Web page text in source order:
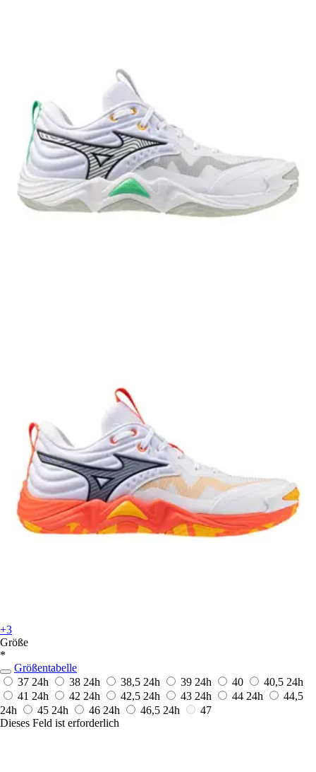
+3
Größe
*
Größentabelle
37 24h 38 24h 38,5 24h 39 24h 40 40,5 24h
41 24h 42 24h 42,5 24h 43 24h 44 24h
44,5
24h
45 24h 46 24h 46,5 24h
47
Dieses Feld ist erforderlich